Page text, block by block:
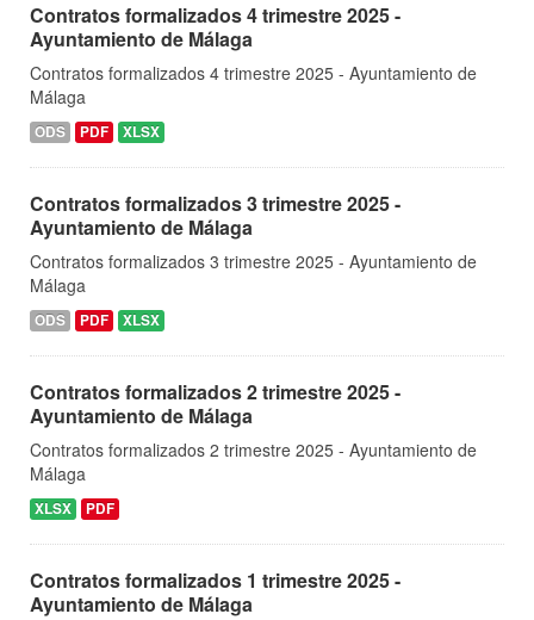
Contratos formalizados 4 trimestre 2025 -
Ayuntamiento de Málaga
Contratos formalizados 4 trimestre 2025 - Ayuntamiento de
Málaga
ODS PDF XLSX
Contratos formalizados 3 trimestre 2025 -
Ayuntamiento de Málaga
Contratos formalizados 3 trimestre 2025 - Ayuntamiento de
Málaga
ODS PDF XLSX
Contratos formalizados 2 trimestre 2025 -
Ayuntamiento de Málaga
Contratos formalizados 2 trimestre 2025 - Ayuntamiento de
Málaga
XLSX PDF
Contratos formalizados 1 trimestre 2025 -
Ayuntamiento de Málaga